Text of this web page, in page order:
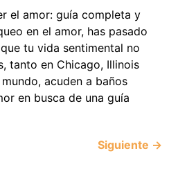
el amor: guía completa y
en el amor, has pasado
tu vida sentimental no
tanto en Chicago, Illinois
acuden a baños
en busca de una guía
Siguiente →